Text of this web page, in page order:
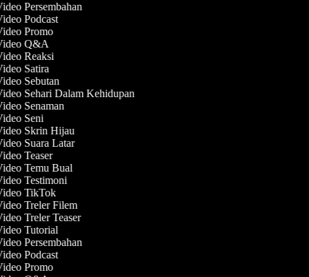
Persembahan
Podcast
Promo
Q&A
Reaksi
Satira
Sebutan
Sehari Dalam Kehidupan
Senaman
Seni
Skrin Hijau
Suara Latar
Teaser
Temu Bual
Testimoni
TikTok
Treler Filem
Treler Teaser
Tutorial
Persembahan
Podcast
Promo